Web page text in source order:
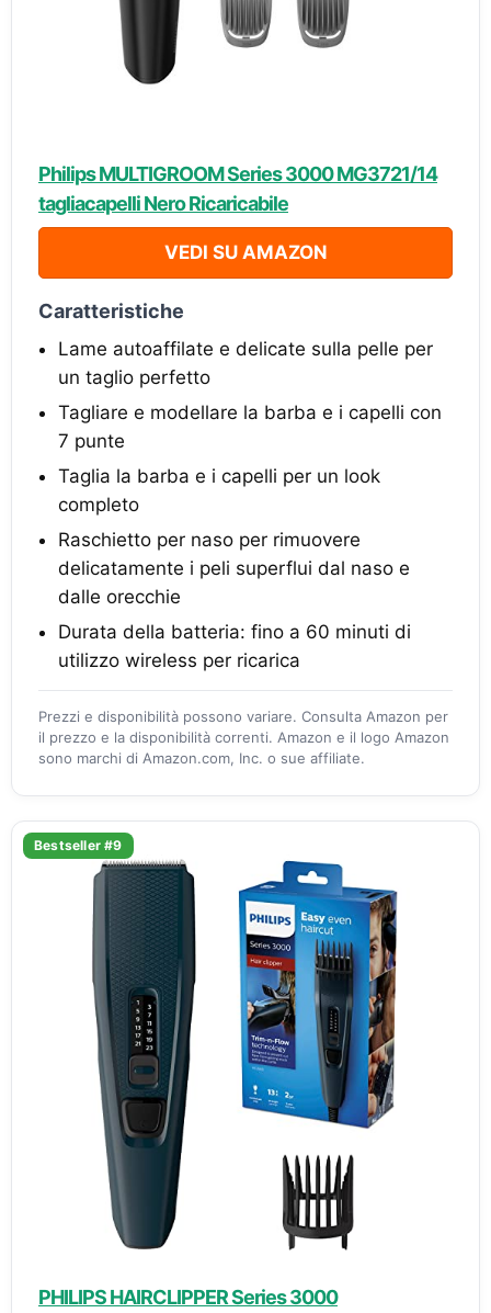
Philips MULTIGROOM Series 3000 MG3721/14
tagliacapelli Nero Ricaricabile
VEDI SU AMAZON
Caratteristiche
Lame autoaffilate e delicate sulla pelle per
un taglio perfetto
Tagliare e modellare la barba e i capelli con
7 punte
Taglia la barba e i capelli per un look
completo
Raschietto per naso per rimuovere
delicatamente i peli superflui dal naso e
dalle orecchie
Durata della batteria: fino a 60 minuti di
utilizzo wireless per ricarica
Prezzi e disponibilità possono variare. Consulta Amazon per
il prezzo e la disponibilità correnti. Amazon e il logo Amazon
sono marchi di Amazon.com, Inc. o sue affiliate.
Bestseller #9
PHILIPS HAIRCLIPPER Series 3000